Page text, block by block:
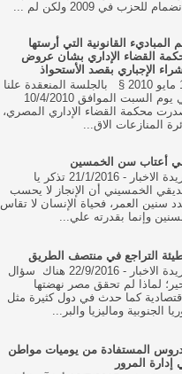
للحزب في 2009 ولكن لم ...
المباديء القانونية التي أرستها
القضاء الإداري بشان عروض
الإجباري بقصد الأستحواذ
16 مايو 2010 § بالجلسة المنعقدة علنا
في يوم السبت الموافق 10/4/2010
محكمة القضاء الإداري المصري،
المنازعات الاق...
أعتاب سن الخمسين
جريدة الاخبار - 21/1/2016 تذكر يا
الخمسيني أن الإنجاز لا يحسب
سنين العمر، فحياة الإنسان لا تقاس
وإنما بقدرته علي...
التراجع في منتصف الطريق
جريدة الاخبار - 22/9/2016 هناك سؤال
لماذا لم تحقق مصر نهضتها
كما حدث في دول كثيرة مثل
الجنوبية وماليزيا والبر...
المستفادة من يوميات مواطن
إدارة المرور